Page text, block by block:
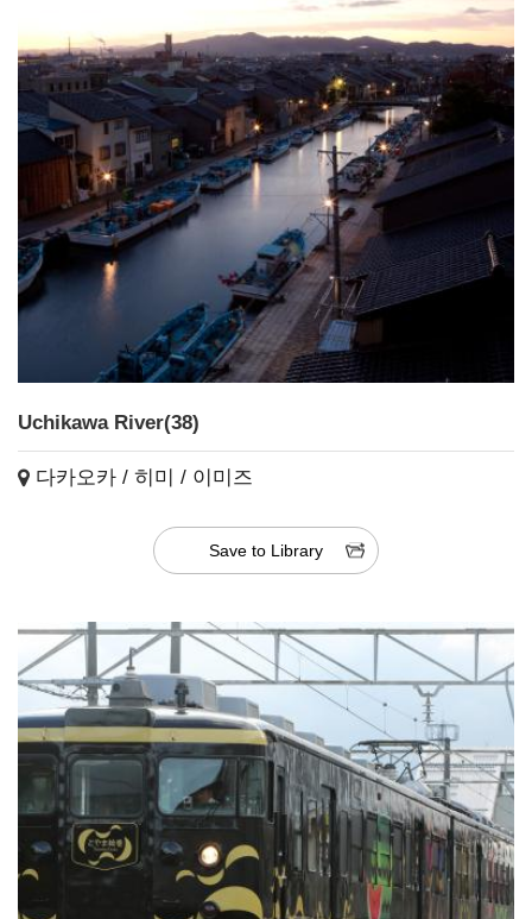
Uchikawa River(38)
다카오카 / 히미 / 이미즈
Save to Library